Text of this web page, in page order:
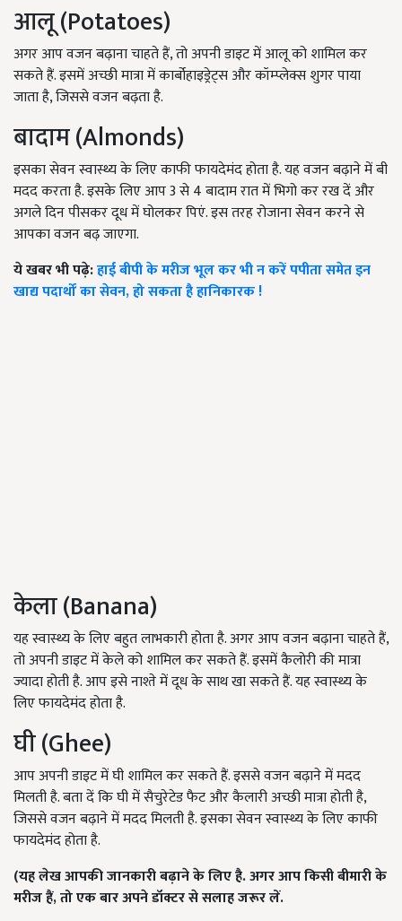
आलू (Potatoes)
अगर आप वजन बढ़ाना चाहते हैं, तो अपनी डाइट में आलू को शामिल कर
सकते हैं. इसमें अच्छी मात्रा में कार्बोहाइड्रेट्स और कॉम्प्लेक्स शुगर पाया
जाता है, जिससे वजन बढ़ता है.
बादाम (Almonds)
इसका सेवन स्वास्थ्य के लिए काफी फायदेमंद होता है. यह वजन बढ़ाने में बी
मदद करता है. इसके लिए आप 3 से 4 बादाम रात में भिगो कर रख दें और
अगले दिन पीसकर दूध में घोलकर पिएं. इस तरह रोजाना सेवन करने से
आपका वजन बढ़ जाएगा.
ये खबर भी पढ़े:हाई बीपी के मरीज भूल कर भी न करें पपीता समेत इन
खाद्य पदार्थों का सेवन, हो सकता है हानिकारक !
केला (Banana)
यह स्वास्थ्य के लिए बहुत लाभकारी होता है. अगर आप वजन बढ़ाना चाहते हैं,
तो अपनी डाइट में केले को शामिल कर सकते हैं. इसमें कैलोरी की मात्रा
ज्यादा होती है. आप इसे नाश्ते में दूध के साथ खा सकते हैं. यह स्वास्थ्य के
लिए फायदेमंद होता है.
घी (Ghee)
आप अपनी डाइट में घी शामिल कर सकते हैं. इससे वजन बढ़ाने में मदद
मिलती है. बता दें कि घी में सैचुरेटेड फैट और कैलारी अच्छी मात्रा होती है,
जिससे वजन बढ़ाने में मदद मिलती है. इसका सेवन स्वास्थ्य के लिए काफी
फायदेमंद होता है.
(यह लेख आपकी जानकारी बढ़ाने के लिए है. अगर आप किसी बीमारी के
मरीज हैं, तो एक बार अपने डॉक्टर से सलाह जरूर लें.